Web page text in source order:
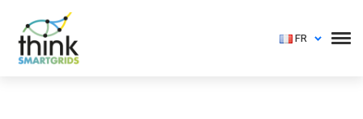
FR
Vous devez vous identifier pour voir cet événement